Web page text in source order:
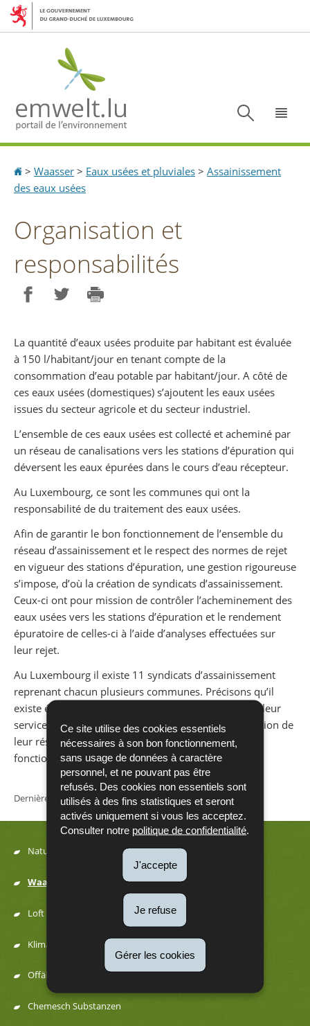
Ce site utilise des cookies essentiels
nécessaires à son bon fonctionnement,
sans usage de données à caractère
personnel, et ne pouvant pas être
refusés. Des cookies non essentiels sont
utilisés à des fins statistiques et seront
activés uniquement si vous les acceptez.
Consulter notre politique de confidentialité.
J'accepte
Je refuse
Gérer les cookies
Aller
Aller
Accueil
> Waasser > Eaux usées et pluviales > Assainissement
des eaux usées
Organisation et
responsabilités
La quantité d’eaux usées produite par habitant est évaluée
à 150 l/habitant/jour en tenant compte de la
consommation d’eau potable par habitant/jour. A côté de
ces eaux usées (domestiques) s’ajoutent les eaux usées
issues du secteur agricole et du secteur industriel.
L’ensemble de ces eaux usées est collecté et acheminé par
un réseau de canalisations vers les stations d’épuration qui
déversent les eaux épurées dans le cours d’eau récepteur.
Au Luxembourg, ce sont les communes qui ont la
responsabilité de du traitement des eaux usées.
Afin de garantir le bon fonctionnement de l’ensemble du
réseau d’assainissement et le respect des normes de rejet
en vigueur des stations d’épuration, une gestion rigoureuse
s’impose, d’où la création de syndicats d’assainissement.
Ceux-ci ont pour mission de contrôler l’acheminement des
eaux usées vers les stations d’épuration et le rendement
épuratoire de celles-ci à l’aide d’analyses effectuées sur
leur rejet.
Au Luxembourg il existe 11 syndicats d’assainissement
reprenant chacun plusieurs communes. Précisons qu’il
existe également des communes qui, par le biais de leur
service technique, s’occupent elles-mêmes de la gestion de
leur réseau d’assainissement respectivement du
fonctionnement de leur station d’épuration.
Dernière mise à jour22/01/2018
Menu
de
navigation
Natur
Waasser
Loft a Kaméidi
Klima an Energie
Offäll a Ressourcen
Chemesch Substanzen